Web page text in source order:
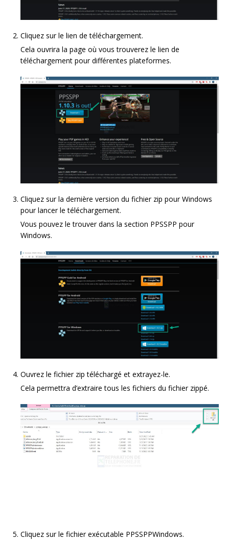
Cliquez sur le lien de téléchargement.
Cela ouvrira la page où vous trouverez le lien de
téléchargement pour différentes plateformes.
Cliquez sur la dernière version du fichier zip pour Windows
pour lancer le téléchargement.
Vous pouvez le trouver dans la section PPSSPP pour
Windows.
Ouvrez le fichier zip téléchargé et extrayez-le.
Cela permettra d’extraire tous les fichiers du fichier zippé.
Cliquez sur le fichier exécutable PPSSPPWindows.